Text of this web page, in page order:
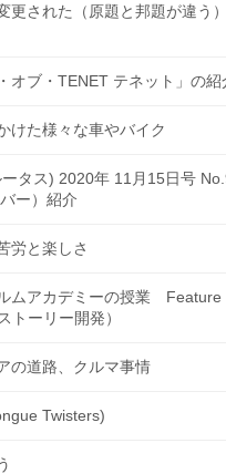
更された（原題と邦題が違う
オブ・TENET テネット」の紹
けた様々な車やバイク
タス) 2020年 11月15日号
ー）紹介
労と楽しさ
ムアカデミーの授業 Feature
トーリー開発）
の道路、クルマ事情
Twisters)